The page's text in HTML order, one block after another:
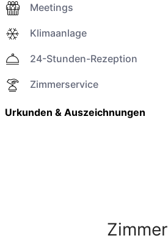
Meetings
Klimaanlage
24-Stunden-Rezeption
Zimmerservice
Urkunden & Auszeichnungen
Zimmer